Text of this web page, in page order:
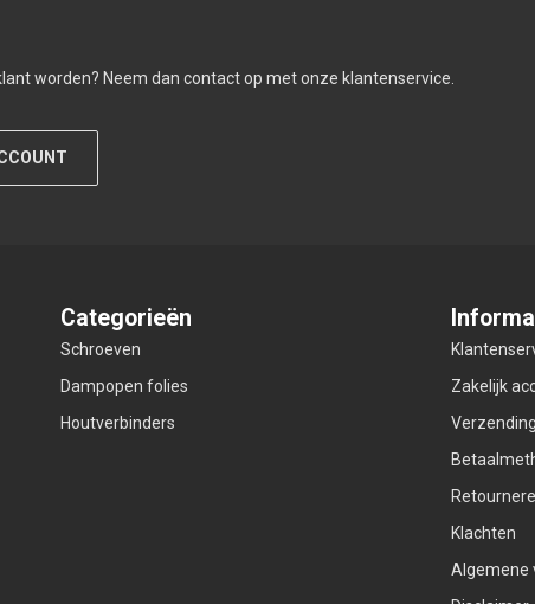
worden? Neem dan contact op met onze klantenservice.
Categorieën
Schroeven
Dampopen folies
Houtverbinders
Zakelijk
Klachten
Algemene